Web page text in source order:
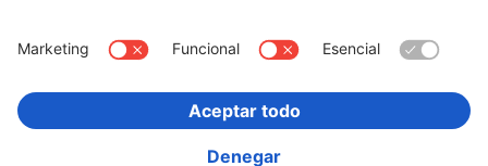
Escoger Pais